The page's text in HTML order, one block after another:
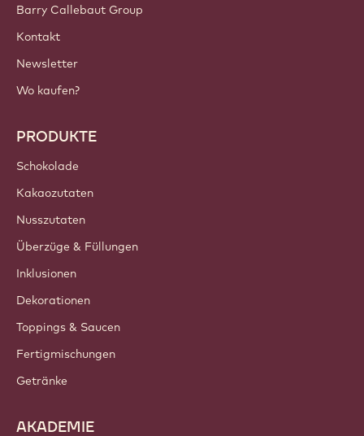
Barry Callebaut Group
Kontakt
Newsletter
Wo kaufen?
PRODUKTE
Schokolade
Kakaozutaten
Nusszutaten
Überzüge & Füllungen
Inklusionen
Dekorationen
Toppings & Saucen
Fertigmischungen
Getränke
AKADEMIE